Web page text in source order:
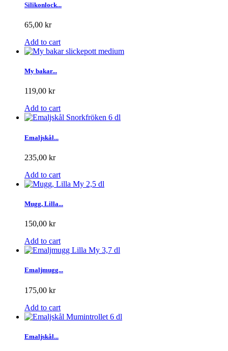
Silikonlock...
65,00 kr
Add to cart
My bakar...
119,00 kr
Add to cart
Emaljskål...
235,00 kr
Add to cart
Mugg, Lilla...
150,00 kr
Add to cart
Emaljmugg...
175,00 kr
Add to cart
Emaljskål...